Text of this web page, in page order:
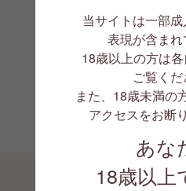
当サイトは一部
表現が含まれ
18歳以上の方は
ご覧くだ
また、18歳未満の
アクセスをお断
あな
18歳以上
1/7